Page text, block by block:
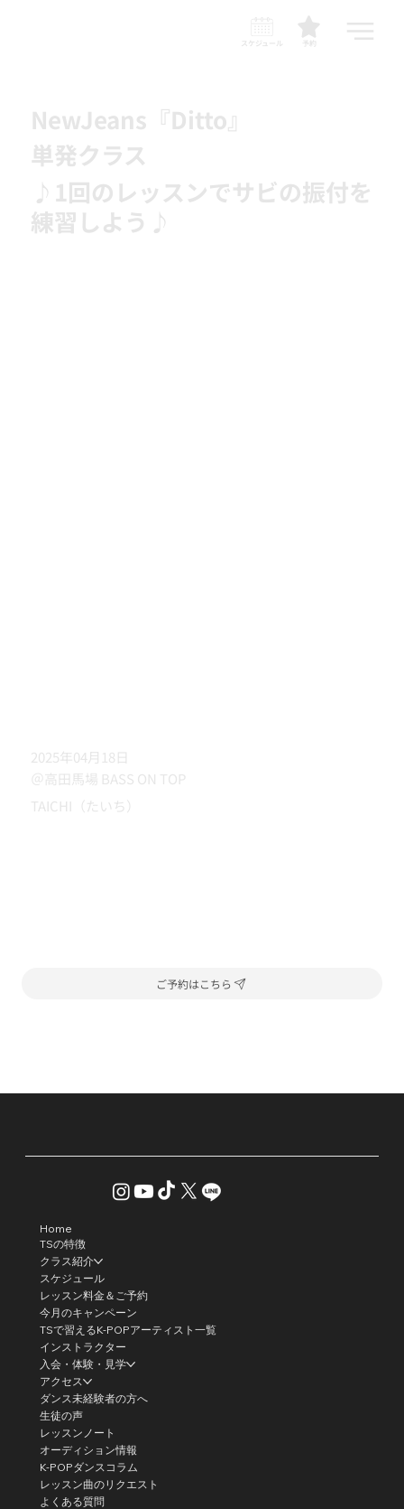
予約
スケジュール
NewJeans『Ditto』
単発クラス
♪1回のレッスンでサビの振付を
練習しよう♪
2025年04月18日
＠高田馬場 BASS ON TOP
TAICHI（たいち）
ご予約はこちら
Home
TSの特徴
クラス紹介
スケジュール
レッスン料金＆ご予約
今月のキャンペーン
TSで習えるK-POPアーティスト一覧
インストラクター
入会・体験・見学
アクセス
ダンス未経験者の方へ
生徒の声
レッスンノート
オーディション情報
K-POPダンスコラム
レッスン曲のリクエスト
よくある質問